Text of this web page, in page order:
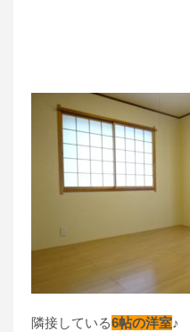
隣接している6帖の洋室♪